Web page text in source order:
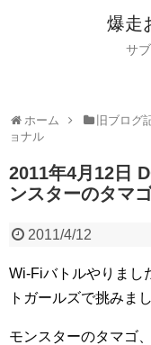
爆走
サ
ホーム 旧ブログ
ョナル
2011年4月12日
ンスターのタマ
2011/4/12
Wi-Fiバトルやりまし
トガールズで挑みまし
モンスターのタマゴ